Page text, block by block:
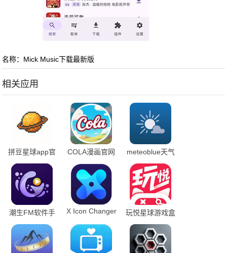
名称：Mick Music下载最新版
相关应用
拼豆星球app官
方版
COLA漫画官网
版下载
meteoblue天气
下载
潮生FM软件手
机版
X Icon Changer
玩悦星球游戏盒
子app